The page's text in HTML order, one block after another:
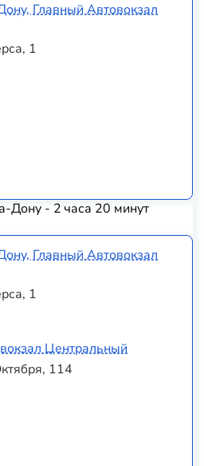
Главный Автовокзал
1
Дону - 2 часа 20 минут
Главный Автовокзал
1
Центральный
114